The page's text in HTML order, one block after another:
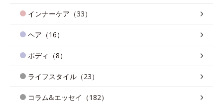
インナーケア（33）
ヘア（16）
ボディ（8）
ライフスタイル（23）
コラム&エッセイ（182）